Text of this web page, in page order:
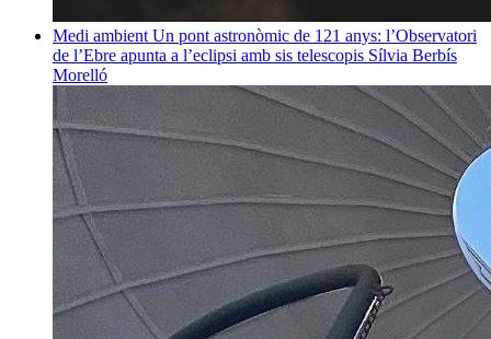
Medi ambient Un pont astronòmic de 121 anys: l’Observatori
de l’Ebre apunta a l’eclipsi amb sis telescopis Sílvia Berbís
Morelló